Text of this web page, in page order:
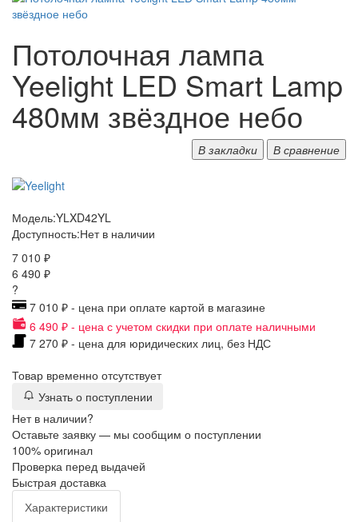
Потолочная лампа
Yeelight LED Smart Lamp
480мм звёздное небо
В закладки В сравнение
Модель:YLXD42YL
Доступность:Нет в наличии
7 010 ₽
6 490 ₽
?
7 010 ₽ - цена при оплате картой в магазине
6 490 ₽ - цена с учетом скидки при оплате наличными
7 270 ₽ - цена для юридических лиц, без НДС
Товар временно отсутствует
Узнать о поступлении
Нет в наличии?
Оставьте заявку — мы сообщим о поступлении
100% оригинал
Проверка перед выдачей
Быстрая доставка
Характеристики